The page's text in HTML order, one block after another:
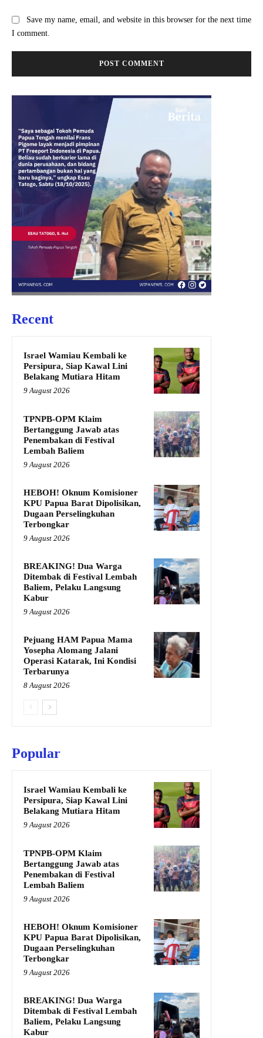
Save my name, email, and website in this browser for the next time
I comment.
Recent
Israel Wamiau Kembali ke
Persipura, Siap Kawal Lini
Belakang Mutiara Hitam
9 August 2026
TPNPB-OPM Klaim
Bertanggung Jawab atas
Penembakan di Festival
Lembah Baliem
9 August 2026
HEBOH! Oknum Komisioner
KPU Papua Barat Dipolisikan,
Dugaan Perselingkuhan
Terbongkar
9 August 2026
BREAKING! Dua Warga
Ditembak di Festival Lembah
Baliem, Pelaku Langsung
Kabur
9 August 2026
Pejuang HAM Papua Mama
Yosepha Alomang Jalani
Operasi Katarak, Ini Kondisi
Terbarunya
8 August 2026
Popular
Israel Wamiau Kembali ke
Persipura, Siap Kawal Lini
Belakang Mutiara Hitam
9 August 2026
TPNPB-OPM Klaim
Bertanggung Jawab atas
Penembakan di Festival
Lembah Baliem
9 August 2026
HEBOH! Oknum Komisioner
KPU Papua Barat Dipolisikan,
Dugaan Perselingkuhan
Terbongkar
9 August 2026
BREAKING! Dua Warga
Ditembak di Festival Lembah
Baliem, Pelaku Langsung
Kabur